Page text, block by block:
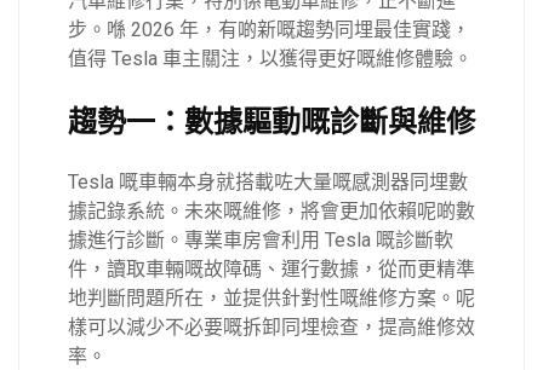
步。喺 2026 年，有啲新嘅趨勢同埋最佳實踐，
值得 Tesla 車主關注，以獲得更好嘅維修體驗。
趨勢一：數據驅動嘅診斷與維修
Tesla 嘅車輛本身就搭載咗大量嘅感測器同埋數
據記錄系統。未來嘅維修，將會更加依賴呢啲數
據進行診斷。專業車房會利用 Tesla 嘅診斷軟
件，讀取車輛嘅故障碼、運行數據，從而更精準
地判斷問題所在，並提供針對性嘅維修方案。呢
樣可以減少不必要嘅拆卸同埋檢查，提高維修效
率。